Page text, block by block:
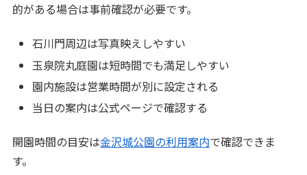
的がある場合は事前確認が必要です。
石川門周辺は写真映えしやすい
玉泉院丸庭園は短時間でも満足しやすい
園内施設は営業時間が別に設定される
当日の案内は公式ページで確認する
開園時間の目安は金沢城公園の利用案内で確認できま
す。